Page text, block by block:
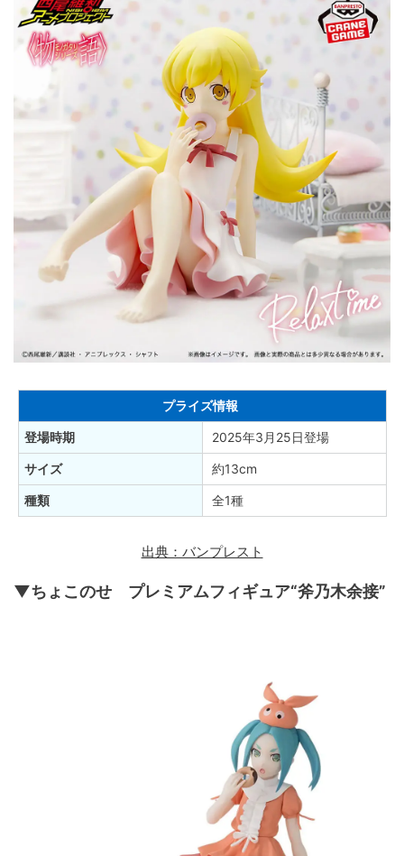
プライズ情報
登場時期 2025年3月25日登場
サイズ 約13cm
種類 全1種
出典：バンプレスト
▼ちょこのせ プレミアムフィギュア“斧乃木余接”